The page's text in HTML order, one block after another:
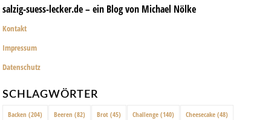
salzig-suess-lecker.de – ein Blog von Michael Nölke
Kontakt
Impressum
Datenschutz
SCHLAGWÖRTER
Backen (204) Beeren (82) Brot (45) Challenge (140) Cheesecake (48)